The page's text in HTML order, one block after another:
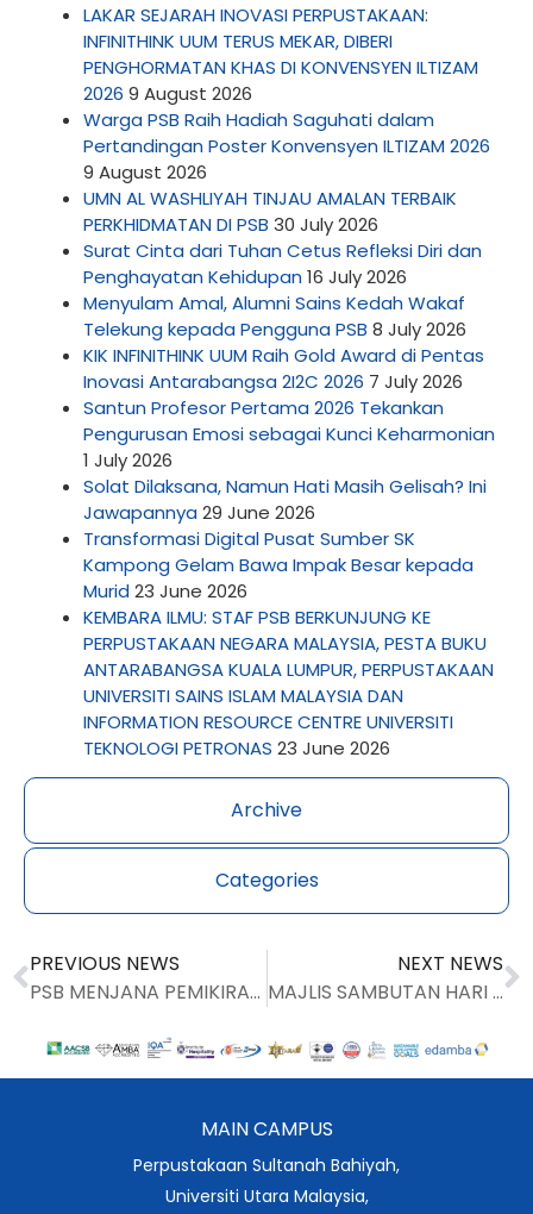
Archive
Categories
LAKAR SEJARAH INOVASI PERPUSTAKAAN:
INFINITHINK UUM TERUS MEKAR, DIBERI
PENGHORMATAN KHAS DI KONVENSYEN ILTIZAM
2026 9 August 2026
Warga PSB Raih Hadiah Saguhati dalam
Pertandingan Poster Konvensyen ILTIZAM 2026
9 August 2026
UMN AL WASHLIYAH TINJAU AMALAN TERBAIK
PERKHIDMATAN DI PSB 30 July 2026
Surat Cinta dari Tuhan Cetus Refleksi Diri dan
Penghayatan Kehidupan 16 July 2026
Menyulam Amal, Alumni Sains Kedah Wakaf
Telekung kepada Pengguna PSB 8 July 2026
KIK INFINITHINK UUM Raih Gold Award di Pentas
Inovasi Antarabangsa 2I2C 2026 7 July 2026
Santun Profesor Pertama 2026 Tekankan
Pengurusan Emosi sebagai Kunci Keharmonian
1 July 2026
Solat Dilaksana, Namun Hati Masih Gelisah? Ini
Jawapannya 29 June 2026
Transformasi Digital Pusat Sumber SK
Kampong Gelam Bawa Impak Besar kepada
Murid 23 June 2026
KEMBARA ILMU: STAF PSB BERKUNJUNG KE
PERPUSTAKAAN NEGARA MALAYSIA, PESTA BUKU
ANTARABANGSA KUALA LUMPUR, PERPUSTAKAAN
UNIVERSITI SAINS ISLAM MALAYSIA DAN
INFORMATION RESOURCE CENTRE UNIVERSITI
TEKNOLOGI PETRONAS 23 June 2026
PREVIOUS NEWS
PSB MENJANA PEMIKIRAN KRITIS DAN KREATIF DI KALANGAN STAF MELALUI PERTANDINGAN RESENSI BUKU
NEXT NEWS
MAJLIS SAMBUTAN HARI INOVASI PSB 2014 MERIAH
MAIN CAMPUS
Perpustakaan Sultanah Bahiyah,
Universiti Utara Malaysia,